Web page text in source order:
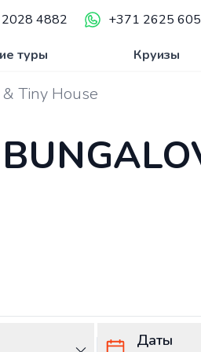
4882 +371 2625
туры Круизы
Tiny House
Даты